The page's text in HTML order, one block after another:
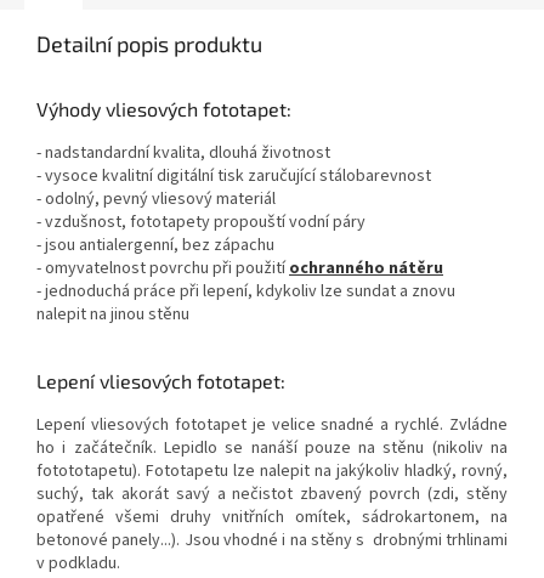
Detailní popis produktu
Výhody vliesových fototapet:
- nadstandardní kvalita, dlouhá životnost
- vysoce kvalitní digitální tisk zaručující stálobarevnost
- odolný, pevný vliesový materiál
- vzdušnost, fototapety propouští vodní páry
- jsou antialergenní, bez zápachu
- omyvatelnost povrchu při použitíochranného nátěru
- jednoduchá práce při lepení, kdykoliv lze sundat a znovu
nalepit na jinou stěnu
Lepení vliesových fototapet:
Lepení vliesových fototapet je velice snadné a rychlé. Zvládne
ho i začátečník. Lepidlo se nanáší pouze na stěnu (nikoliv na
fotototapetu). Fototapetu lze nalepit na jakýkoliv hladký, rovný,
suchý, tak akorát savý a nečistot zbavený povrch (zdi, stěny
opatřené všemi druhy vnitřních omítek, sádrokartonem, na
betonové panely...). Jsou vhodné i na stěny s drobnými trhlinami
v podkladu.